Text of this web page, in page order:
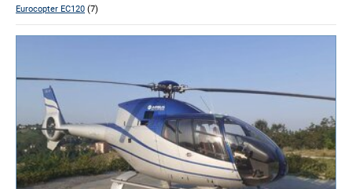
Eurocopter EC120 (7)